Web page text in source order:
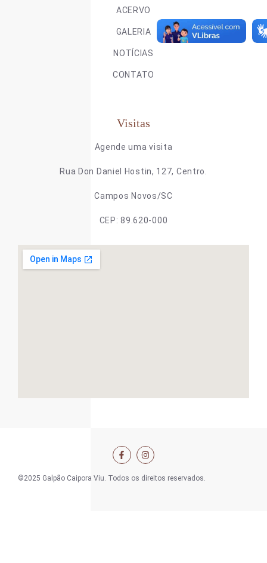
ACERVO
GALERIA
NOTÍCIAS
CONTATO
Visitas
Agende uma visita
Rua Don Daniel Hostin, 127, Centro.
Campos Novos/SC
CEP: 89.620-000
©2025 Galpão Caipora Viu. Todos os direitos reservados.